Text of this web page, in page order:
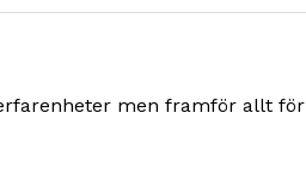
men framför allt för